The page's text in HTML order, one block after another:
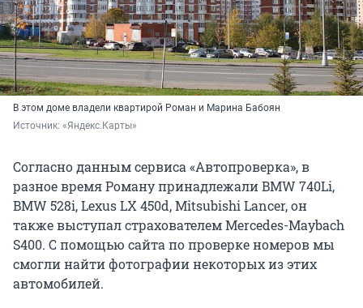
В этом доме владели квартирой Роман и Марина Бабоян
Источник: «Яндекс.Карты»
Согласно данным сервиса «Автопроверка», в
разное время Роману принадлежали BMW 740Li,
BMW 528i, Lexus LX 450d, Mitsubishi Lancer, он
также выступал страхователем Mercedes-Maybach
S400. С помощью сайта по проверке номеров мы
смогли найти фотографии некоторых из этих
автомобилей.